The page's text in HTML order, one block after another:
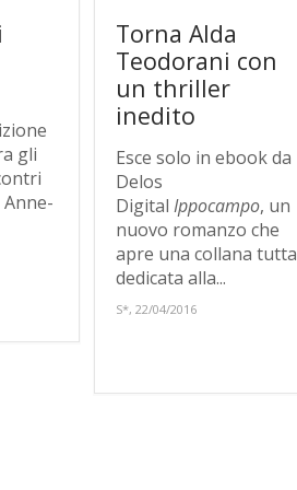
gli
Anne-
Torna Alda
Teodorani con
un thriller
inedito
Esce solo in ebook da
Delos
DigitalIppocampo, un
nuovo romanzo che
apre una collana tutta
dedicata alla...
S*, 22/04/2016